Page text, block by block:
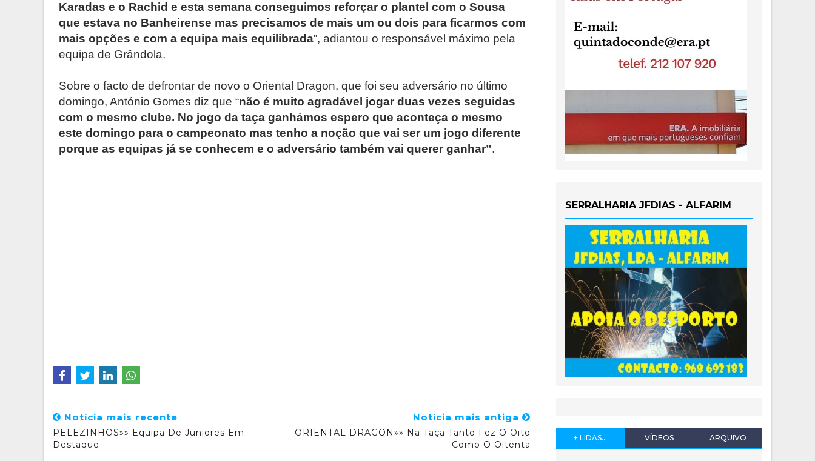
Karadas e o Rachid e esta semana conseguimos reforçar o plantel com o Sousa
que estava no Banheirense mas precisamos de mais um ou dois para ficarmos com
mais opções e com a equipa mais equilibrada”, adiantou o responsável máximo pela
equipa de Grândola.
Sobre o facto de defrontar de novo o Oriental Dragon, que foi seu adversário no último
domingo, António Gomes diz que “não é muito agradável jogar duas vezes seguidas
com o mesmo clube. No jogo da taça ganhámos espero que aconteça o mesmo
este domingo para o campeonato mas tenho a noção que vai ser um jogo diferente
porque as equipas já se conhecem e o adversário também vai querer ganhar”.
Notícia mais recente
PELEZINHOS»» Equipa De Juniores Em
Destaque
Notícia mais antiga
ORIENTAL DRAGON»» Na Taça Tanto Fez O Oito
Como O Oitenta
SERRALHARIA JFDIAS - ALFARIM
+ LIDAS... VÍDEOS ARQUIVO